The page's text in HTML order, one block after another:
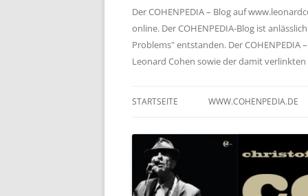
Der COHENPEDIA – Blog auf
online. Der COHENPEDIA-Blog ist
Problems" entstanden. Der
Leonard Cohen sowie der damit verlinkten
STARTSEITE WWW.COHENPEDIA.DE